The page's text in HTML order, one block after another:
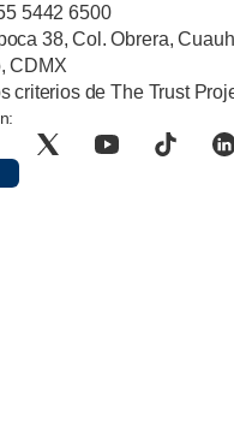
5442 6500
38, Col. Obrera,
CDMX
criterios de The Trust